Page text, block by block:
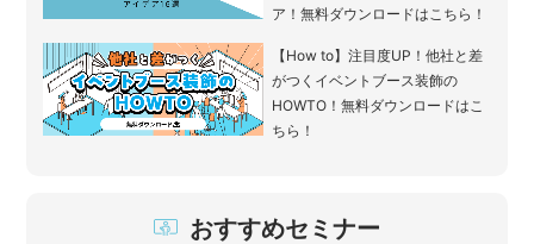
ア！無料ダウンロードはこちら！
【How to】注目度UP！他社と差
がつくイベントブース装飾の
HOWTO！無料ダウンロードはこ
ちら！
おすすめセミナー